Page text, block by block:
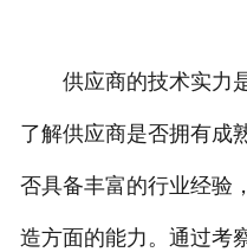
供应商的技术实力是
了解供应商是否拥有成
否具备丰富的行业经验
造方面的能力。通过考